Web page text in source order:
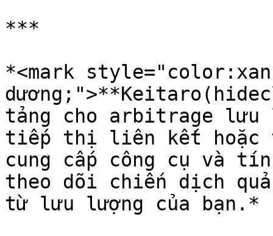
***
*<mark
tảng cho arbitrage lưu
tiếp thị liên kết hoặc
cung cấp công cụ và
theo dõi chiến dịch
từ lưu lượng của bạn.*